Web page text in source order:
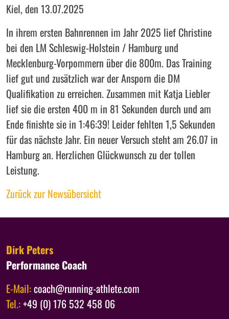
Kiel, den 13.07.2025
In ihrem ersten Bahnrennen im Jahr 2025 lief Christine
bei den LM Schleswig-Holstein / Hamburg und
Mecklenburg-Vorpommern über die 800m. Das Training
lief gut und zusätzlich war der Ansporn die DM
Qualifikation zu erreichen. Zusammen mit Katja Liebler
lief sie die ersten 400 m in 81 Sekunden durch und am
Ende finishte sie in 1:46:39! Leider fehlten 1,5 Sekunden
für das nächste Jahr. Ein neuer Versuch steht am 26.07 in
Hamburg an. Herzlichen Glückwunsch zu der tollen
Leistung.
Zurück zur Newsübersicht
Dirk Peters
Performance Coach
E-Mail:coach@running-athlete.com
Tel.:+49 (0) 176 532 458 06